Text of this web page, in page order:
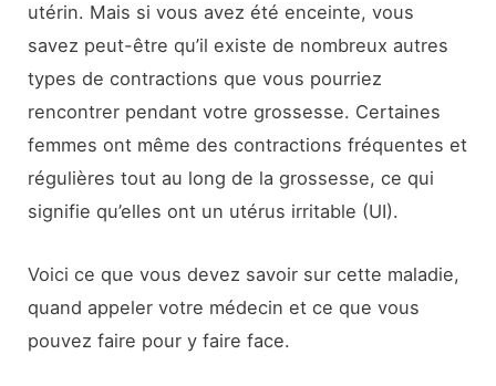
utérin. Mais si vous avez été enceinte, vous
savez peut-être qu’il existe de nombreux autres
types de contractions que vous pourriez
rencontrer pendant votre grossesse. Certaines
femmes ont même des contractions fréquentes et
régulières tout au long de la grossesse, ce qui
signifie qu’elles ont un utérus irritable (UI).
Voici ce que vous devez savoir sur cette maladie,
quand appeler votre médecin et ce que vous
pouvez faire pour y faire face.